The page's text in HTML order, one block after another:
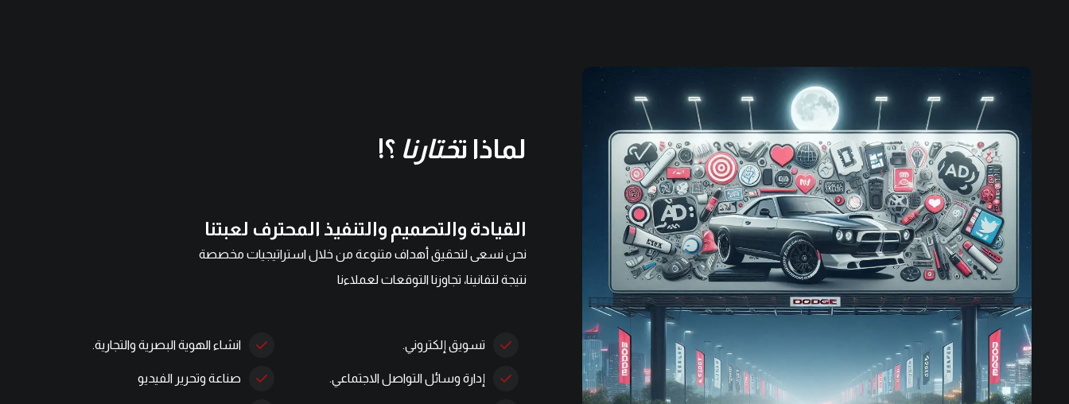
لماذا تختارنا ؟!
القيادة والتصميم والتنفيذ المحترف لعبتنا
نحن نسعى لتحقيق أهداف متنوعة من خلال استراتيجيات مخصصة
نتيجة لتفانينا، تجاوزنا التوقعات لعملاءنا
تسويق إلكتروني.
إدارة وسائل التواصل الاجتماعي.
انشاء الهوية البصرية والتجارية.
صناعة وتحرير الفيديو